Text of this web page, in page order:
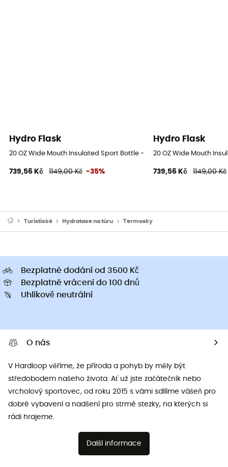
Hydro Flask
20 OZ Wide Mouth Insulated Sport Bottle - Termoska
739,56 Kč 1149,00 Kč -35%
Hydro Flask
20 OZ Wide Mouth
739,56 Kč 1149,00 Kč
Turistické Hydratace na túru Termosky
Bezplatné dodání od 3500 Kč
Bezplatné vrácení do 100 dnů
Uhlíkově neutrální
O nás
V Hardloop věříme, že příroda a pohyb by měly být
středobodem našeho života. Ať už jste začátečník nebo
vrcholový sportovec, od roku 2015 s vámi sdílíme vášeň pro
dobré vybavení a nadšení pro strmé stezky, na kterých si
rádi hrajeme.
Další informace